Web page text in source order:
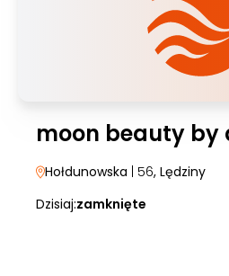
moon beauty by
Hołdunowska | 56, Lędziny
Dzisiaj:zamknięte